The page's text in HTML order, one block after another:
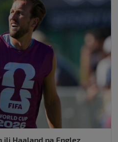
ili Haaland pa Englez